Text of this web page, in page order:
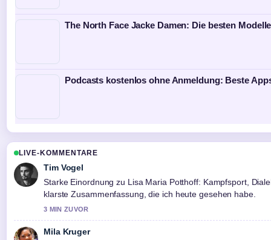
The North Face Jacke Damen: Die besten
Podcasts kostenlos ohne Anmeldung: Beste
LIVE-KOMMENTARE
Tim Vogel
Starke Einordnung zu Lisa Maria Potthoff: Kampfsport,
klarste Zusammenfassung, die ich heute gesehen habe.
3 MIN ZUVOR
Mila Kruger